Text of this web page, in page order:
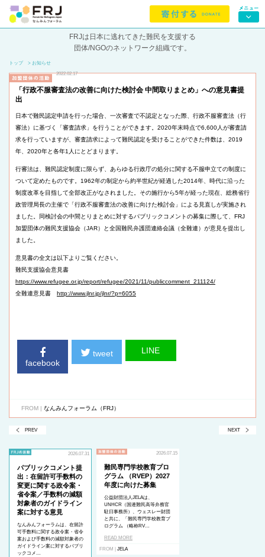
FRJは日本に逃れてきた難民を支援する
団体/NGOのネットワーク組織です。
トップ > お知らせ
2022.02.17
「行政不服審査法の改善に向けた検討会 中間取りまとめ」への意見書提
出
日本で難民認定申請を行った場合、一次審査で不認定となった際、行政不服審査法（行
審法）に基づく「審査請求」を行うことができます。2020年末時点で6,600人が審査請
求を行っていますが、審査請求によって難民認定を受けることができた件数は、2019
年、2020年と各年1人にとどまります。
行審法は、難民認定制度に限らず、あらゆる行政庁の処分に関する不服申立ての制度に
ついて定めたものです。1962年の制定から約半世紀が経過した2014年、時代に沿った
制度改革を目指して全部改正がなされました。その施行から5年が経った現在、総務省行
政管理局長の主催で「行政不服審査法の改善に向けた検討会」による見直しが実施され
ました。同検討会の中間とりまとめに対するパブリックコメントの募集に際して、FRJ
加盟団体の難民支援協会（JAR）と全国難民弁護団連絡会議（全難連）が意見を提出し
ました。
意見書の全文は以下よりご覧ください。
難民支援協会意見書
https://www.refugee.or.jp/report/refugee/2021/11/publiccomment_211124/
全難連意見書 http://www.jlnr.jp/jlnr/?p=6055
facebook
tweet LINE
FROM | なんみんフォーラム（FRJ）
PREV NEXT
2026.07.31
パブリックコメント提
出：在留許可手数料の
変更に関する政令案・
省令案／手数料の減額
対象者のガイドライン
案に対する意見
なんみんフォーラムは、在留許
可手数料に関する政令案・省令
案および手数料の減額対象者の
ガイドライン案に対するパブリ
ックコメ…
2026.07.15
難民専門学校教育プロ
グラム （RVEP）2027
年度に向けた募集
公益財団法人JELAは、
UNHCR（国連難民高等弁務官
駐日事務所）、ウェスレー財団
と共に、「難民専門学校教育プ
ログラム （略称RV…
READ MORE
FROM | JELA